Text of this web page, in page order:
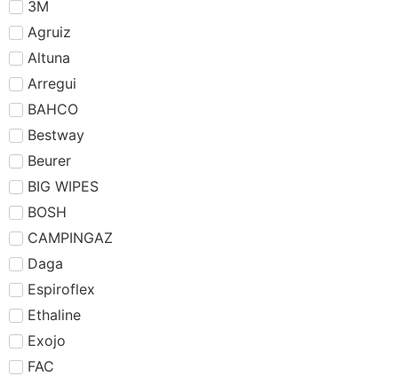
3M
Agruiz
Altuna
Arregui
BAHCO
Bestway
Beurer
BIG WIPES
BOSH
CAMPINGAZ
Daga
Espiroflex
Ethaline
Exojo
FAC